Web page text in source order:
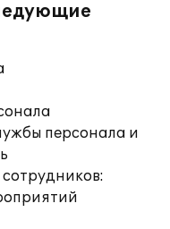
персонала и